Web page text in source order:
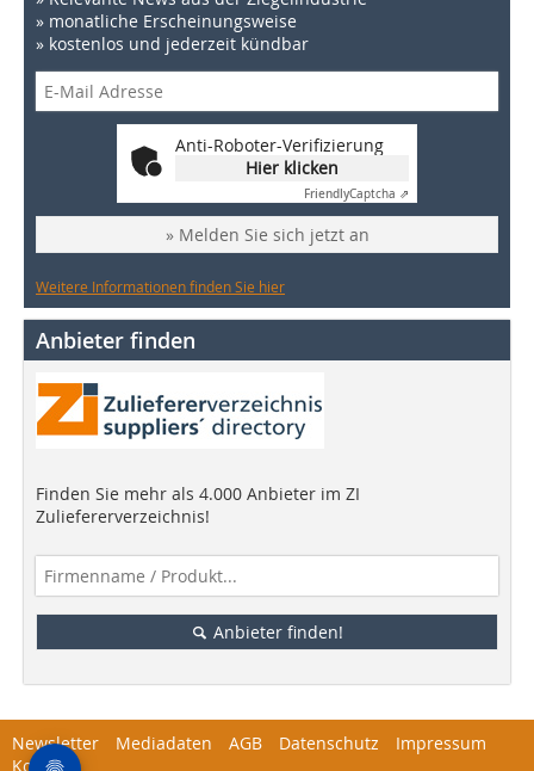
» monatliche Erscheinungsweise
» kostenlos und jederzeit kündbar
Anti-Roboter-Verifizierung
Hier klicken
FriendlyCaptcha ⇗
» Melden Sie sich jetzt an
Weitere Informationen finden Sie hier
Anbieter finden
Finden Sie mehr als 4.000 Anbieter im ZI
Zuliefererverzeichnis!
Anbieter finden!
Newsletter Mediadaten AGB Datenschutz
Impressum
Kontakt